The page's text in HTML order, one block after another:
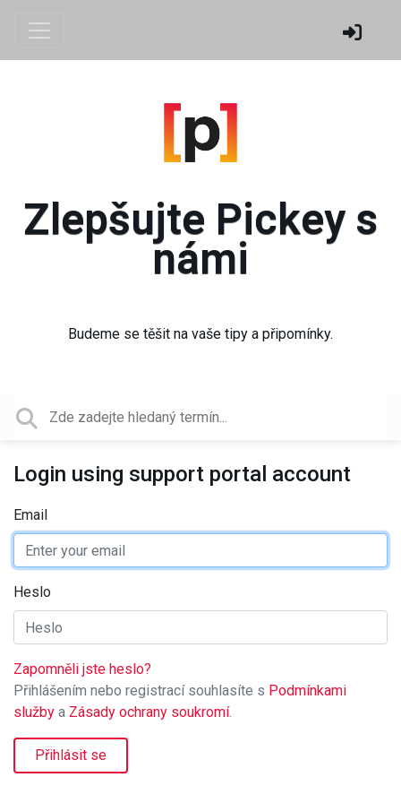
Zlepšujte Pickey s
námi
Budeme se těšit na vaše tipy a připomínky.
Login using support portal account
Email
Heslo
Zapomněli jste heslo?
Přihlášením nebo registrací souhlasíte s Podmínkami
služby a Zásady ochrany soukromí.
Přihlásit se